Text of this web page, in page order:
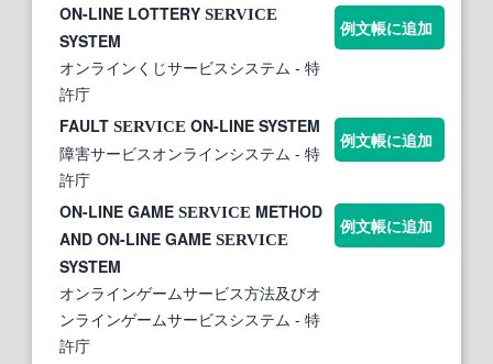
ON-LINE LOTTERY SERVICE
SYSTEM
オンラインくじサービスシステム - 特
許庁
例文帳に追加
FAULT SERVICE ON-LINE SYSTEM
障害サービスオンラインシステム - 特
許庁
例文帳に追加
ON-LINE GAME SERVICE METHOD
AND ON-LINE GAME SERVICE
SYSTEM
オンラインゲームサービス方法及びオ
ンラインゲームサービスシステム - 特
許庁
例文帳に追加